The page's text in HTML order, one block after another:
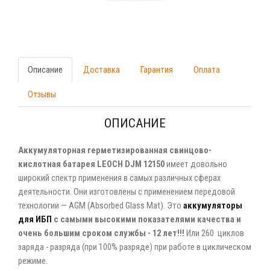
Описание Доставка Гарантия Оплата
Отзывы
ОПИСАНИЕ
Аккумуляторная герметизированная свинцово-
кислотная батарея LEOCH DJM 12150имеет довольно
широкий спектр применения в самых различных сферах
деятельности. Они изготовлены с применением передовой
технологии — AGM (Absorbed Glass Mat). Это аккумуляторы
для ИБП с самыми высокими показателями качества и
очень большим сроком службы - 12 лет!!! Или 260 циклов
заряда - разряда (при 100% разряде) при работе в циклическом
режиме.